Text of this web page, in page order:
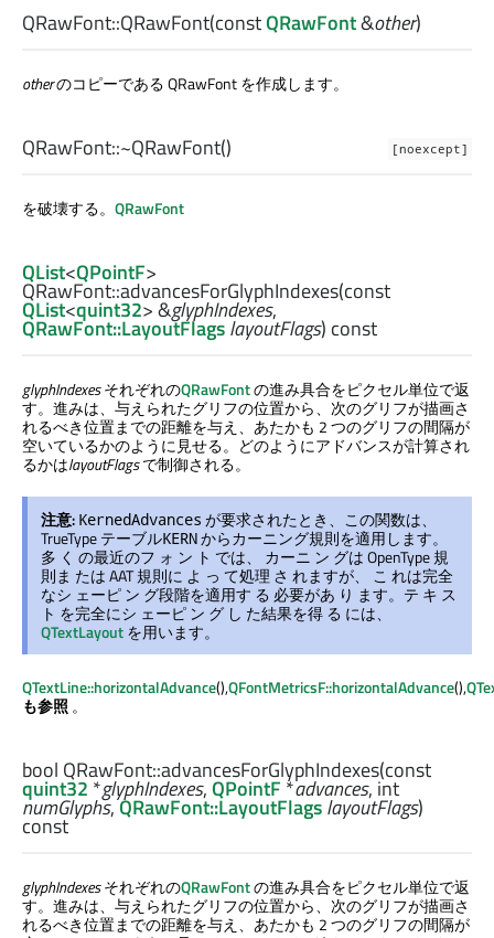
QRawFont::QRawFont(constQRawFont&other)
otherのコピーである QRawFont を作成します。
[noexcept]
QRawFont::~QRawFont()
を破壊する。 QRawFont
QList<QPointF>
QRawFont::advancesForGlyphIndexes(const
QList<quint32> &glyphIndexes,
QRawFont::LayoutFlagslayoutFlags) const
glyphIndexesそれぞれのQRawFontの進み具合をピクセル単位で返
す。進みは、与えられたグリフの位置から、次のグリフが描画さ
れるべき位置までの距離を与え、あたかも 2 つのグリフの間隔が
空いているかのように見せる。どのようにアドバンスが計算され
るかはlayoutFlagsで制御される。
注意: KernedAdvances が要求されたとき、この関数は、
TrueType テーブルKERNからカーニング規則を適用します。
多 く の最近のフ ォ ン ト では、 カーニ ン グは OpenType 規
則ま たは AAT 規則に よ っ て処理 さ れますが、 こ れは完全
なシ ェーピ ン グ段階を適用す る 必要があ り ます。テ キ ス
ト を完全にシ ェーピ ン グ し た結果を得 る には、
QTextLayoutを用います。
QTextLine::horizontalAdvance(),QFontMetricsF::horizontalAdvance(),
も参照 。
bool QRawFont::advancesForGlyphIndexes(const
quint32 *glyphIndexes,QPointF *advances, int
numGlyphs,QRawFont::LayoutFlagslayoutFlags)
const
glyphIndexesそれぞれのQRawFontの進み具合をピクセル単位で返
す。進みは、与えられたグリフの位置から、次のグリフが描画さ
れるべき位置までの距離を与え、あたかも 2 つのグリフの間隔が